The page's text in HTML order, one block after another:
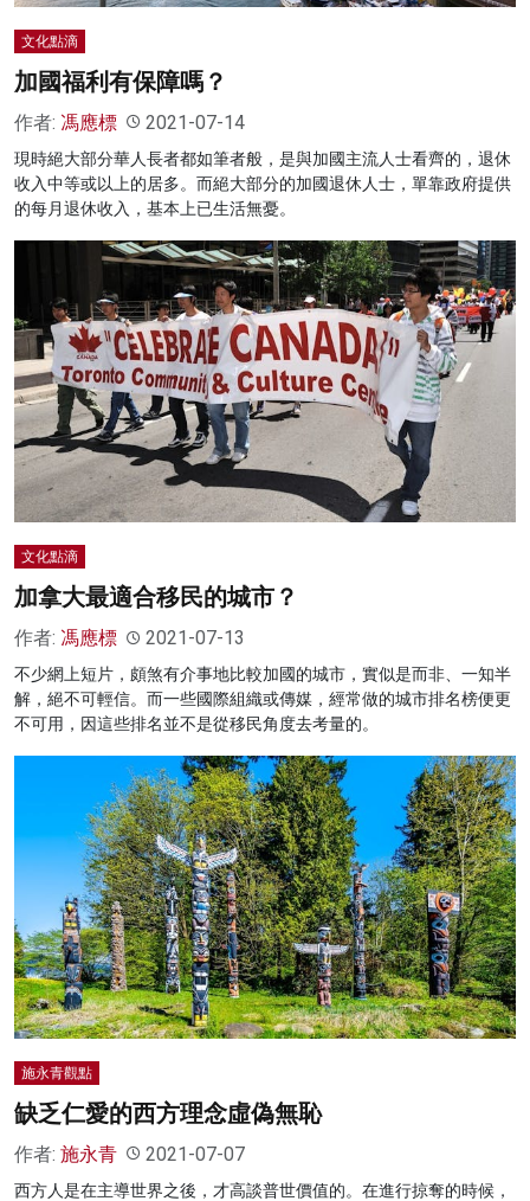
文化點滴
加國福利有保障嗎？
作者: 馮應標 2021-07-14
現時絕大部分華人長者都如筆者般，是與加國主流人士看齊的，退休
收入中等或以上的居多。而絕大部分的加國退休人士，單靠政府提供
的每月退休收入，基本上已生活無憂。
文化點滴
加拿大最適合移民的城市？
作者: 馮應標 2021-07-13
不少網上短片，頗煞有介事地比較加國的城市，實似是而非、一知半
解，絕不可輕信。而一些國際組織或傳媒，經常做的城市排名榜便更
不可用，因這些排名並不是從移民角度去考量的。
施永青觀點
缺乏仁愛的西方理念虛偽無恥
作者: 施永青 2021-07-07
西方人是在主導世界之後，才高談普世價值的。在進行掠奪的時候，